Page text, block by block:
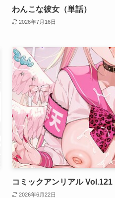
わんこな彼女（単話）
2026年7月16日
コミックアンリアル Vol.121
2026年6月22日